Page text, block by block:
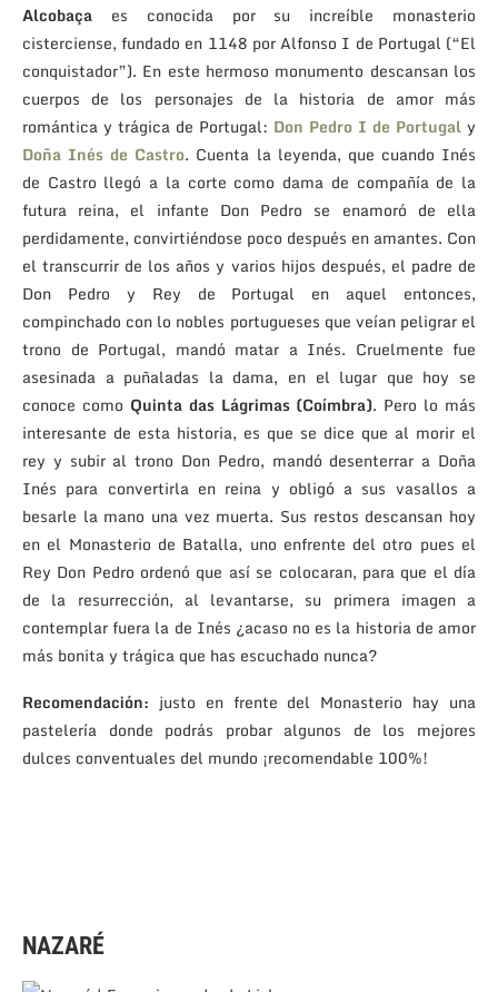
Alcobaça es conocida por su increíble monasterio
cisterciense, fundado en 1148 por Alfonso I de Portugal (“El
conquistador”). En este hermoso monumento descansan los
cuerpos de los personajes de la historia de amor más
romántica y trágica de Portugal: Don Pedro I de Portugal y
Doña Inés de Castro. Cuenta la leyenda, que cuando Inés
de Castro llegó a la corte como dama de compañía de la
futura reina, el infante Don Pedro se enamoró de ella
perdidamente, convirtiéndose poco después en amantes. Con
el transcurrir de los años y varios hijos después, el padre de
Don Pedro y Rey de Portugal en aquel entonces,
compinchado con lo nobles portugueses que veían peligrar el
trono de Portugal, mandó matar a Inés. Cruelmente fue
asesinada a puñaladas la dama, en el lugar que hoy se
conoce como Quinta das Lágrimas (Coímbra). Pero lo más
interesante de esta historia, es que se dice que al morir el
rey y subir al trono Don Pedro, mandó desenterrar a Doña
Inés para convertirla en reina y obligó a sus vasallos a
besarle la mano una vez muerta. Sus restos descansan hoy
en el Monasterio de Batalla, uno enfrente del otro pues el
Rey Don Pedro ordenó que así se colocaran, para que el día
de la resurrección, al levantarse, su primera imagen a
contemplar fuera la de Inés ¿acaso no es la historia de amor
más bonita y trágica que has escuchado nunca?
Recomendación: justo en frente del Monasterio hay una
pastelería donde podrás probar algunos de los mejores
dulces conventuales del mundo ¡recomendable 100%!
NAZARÉ